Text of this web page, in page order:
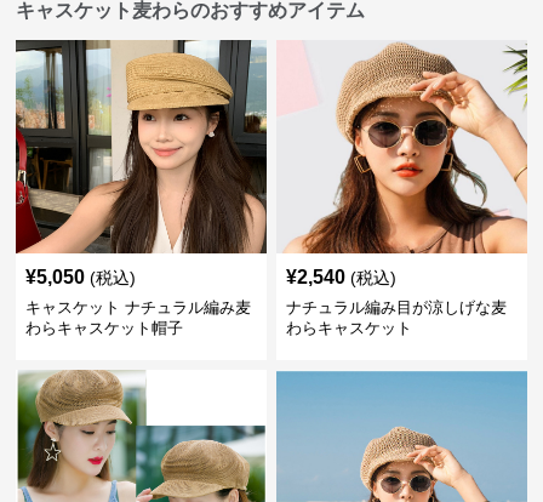
キャスケット麦わらのおすすめアイテム
¥5,050 (税込)
キャスケット ナチュラル編み麦
わらキャスケット帽子
¥2,540 (税込)
ナチュラル編み目が涼しげな麦
わらキャスケット